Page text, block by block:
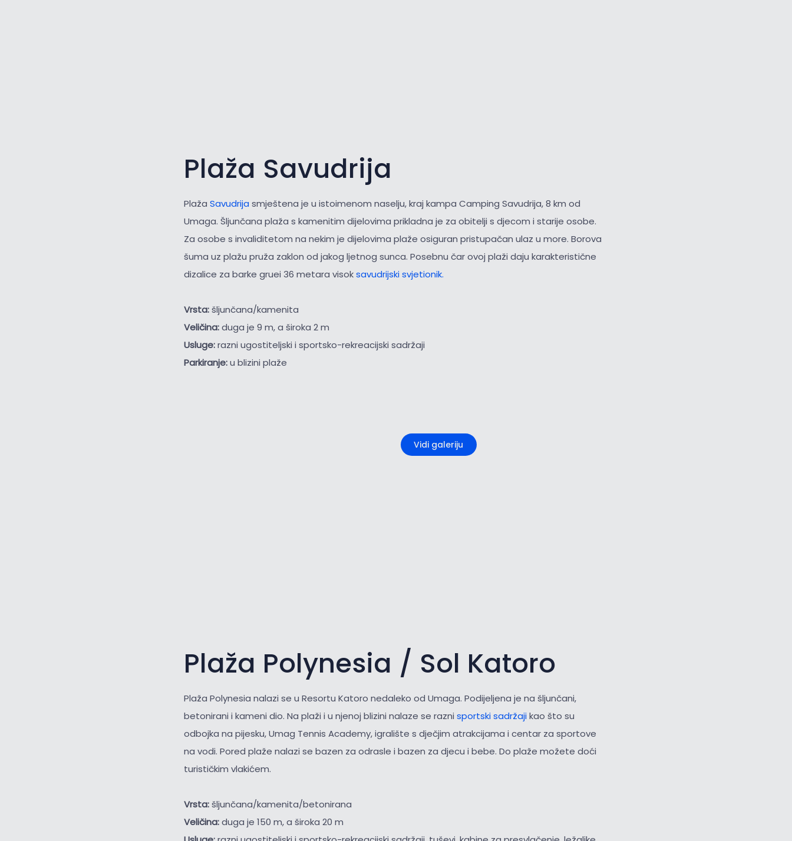
Plaža Savudrija
Plaža Savudrija smještena je u istoimenom naselju, kraj kampa Camping Savudrija, 8 km od
Umaga. Šljunčana plaža s kamenitim dijelovima prikladna je za obitelji s djecom i starije osobe.
Za osobe s invaliditetom na nekim je dijelovima plaže osiguran pristupačan ulaz u more. Borova
šuma uz plažu pruža zaklon od jakog ljetnog sunca. Posebnu čar ovoj plaži daju karakteristične
dizalice za barke gruei 36 metara visoksavudrijski svjetionik.
Vrsta:šljunčana/kamenita
Veličina:duga je 9 m, a široka 2 m
Usluge:razni ugostiteljski i sportsko-rekreacijski sadržaji
Parkiranje:u blizini plaže
Vidi galeriju
Plaža Polynesia / Sol Katoro
Plaža Polynesia nalazi se u Resortu Katoro nedaleko od Umaga. Podijeljena je na šljunčani,
betonirani i kameni dio. Na plaži i u njenoj blizini nalaze se razni sportski sadržajikao što su
odbojka na pijesku, Umag Tennis Academy, igralište s dječjim atrakcijama i centar za sportove
na vodi. Pored plaže nalazi se bazen za odrasle i bazen za djecu i bebe. Do plaže možete doći
turističkim vlakićem.
Vrsta:šljunčana/kamenita/betonirana
Veličina:duga je 150 m, a široka 20 m